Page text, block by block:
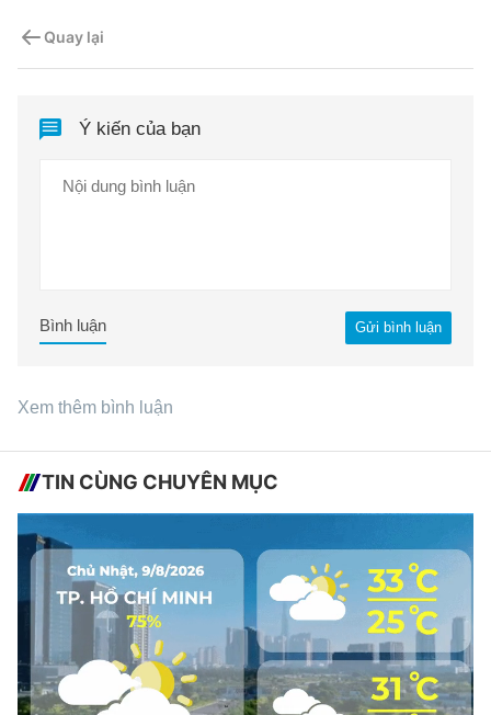
Quay lại
Ý kiến của bạn
Gửi bình luận
Bình luận
Xem thêm bình luận
TIN CÙNG CHUYÊN MỤC